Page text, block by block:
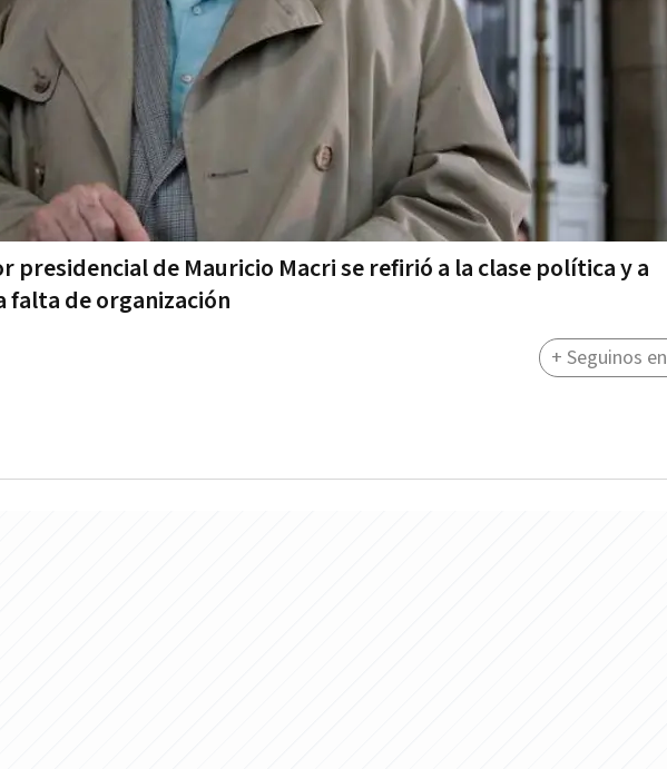
presidencial de Mauricio Macri se refirió a la clase política y a
falta de organización
+ Seguinos en